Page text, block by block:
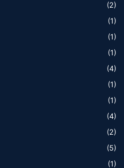
(2)
(1)
(1)
(1)
(4)
(1)
(1)
(4)
(2)
(5)
(1)